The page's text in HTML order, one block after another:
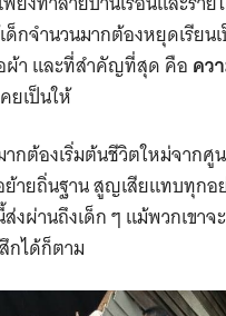
กจำนวนมากต้องหยุดเรียนเ
ผ้า และที่สำคัญที่สุด คือ คว
ยเป็นให้
ต้องเริ่มต้นชีวิตใหม่จากศู
ายถิ่นฐาน สูญเสียแทบทุกอ
งผ่านถึงเด็ก ๆ แม้พวกเขาจ
กได้ก็ตาม